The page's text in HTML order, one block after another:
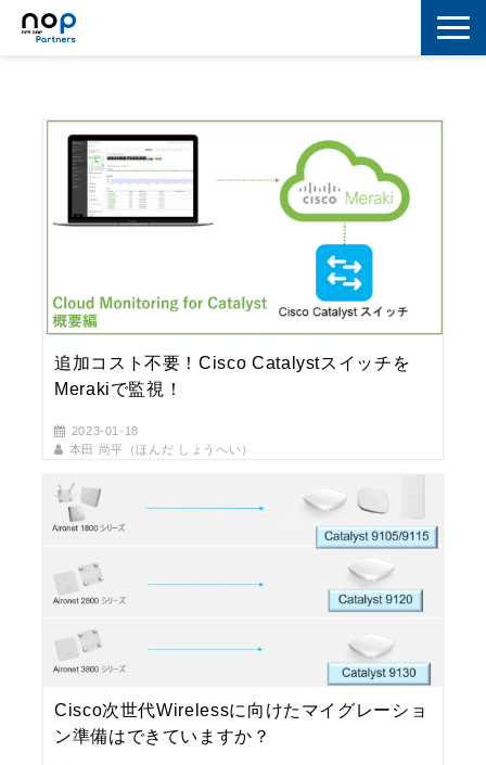
セキュリティ
追加コスト不要！Cisco Catalystスイッチを
Merakiで監視！
2023-01-18
本田 尚平（ほんだ しょうへい）
Cisco次世代Wirelessに向けたマイグレーショ
ン準備はできていますか？